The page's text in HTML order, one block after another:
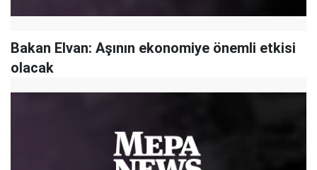
Bakan Elvan: Aşının ekonomiye önemli etkisi
olacak